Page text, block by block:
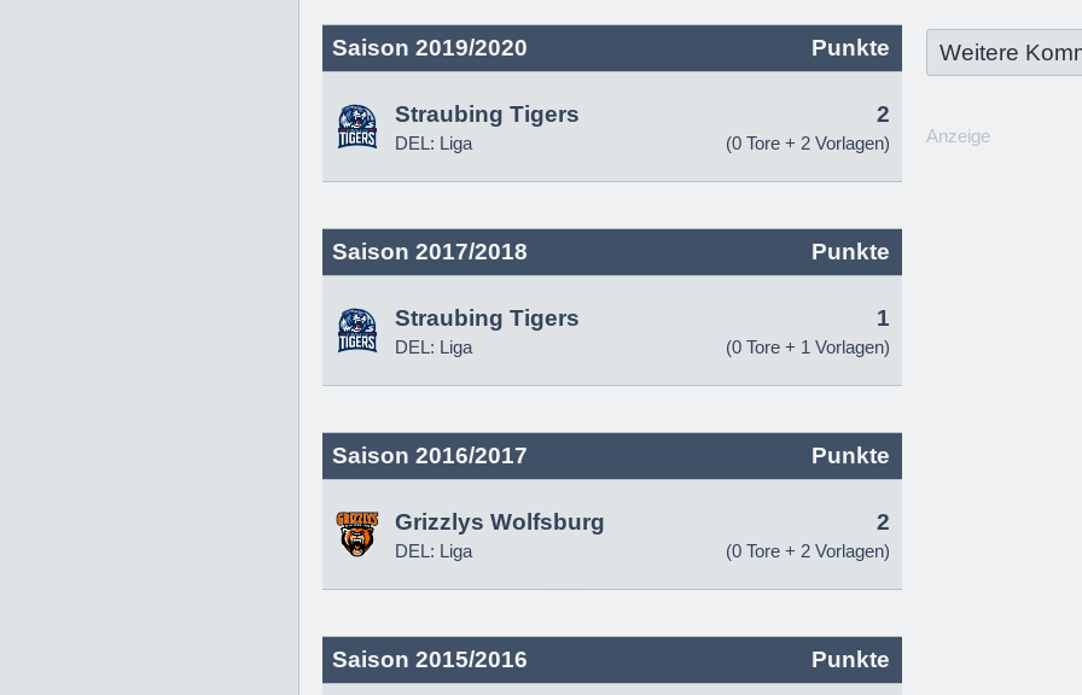
Saison 2019/2020 Punkte
Straubing Tigers
DEL: Liga
2
(0 Tore + 2 Vorlagen)
Saison 2017/2018 Punkte
Straubing Tigers
DEL: Liga
1
(0 Tore + 1 Vorlagen)
Saison 2016/2017 Punkte
Grizzlys Wolfsburg
DEL: Liga
2
(0 Tore + 2 Vorlagen)
Saison 2015/2016 Punkte
Weitere
Anzeige